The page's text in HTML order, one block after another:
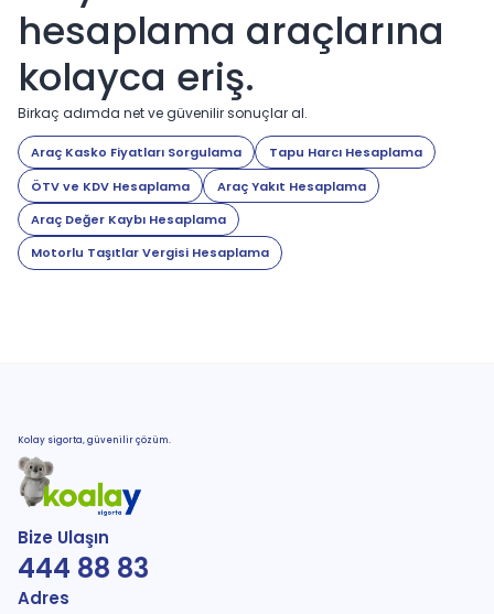
hesaplama araçlarına
kolayca eriş.
Birkaç adımda net ve güvenilir sonuçlar al.
Araç Kasko Fiyatları Sorgulama
Tapu Harcı Hesaplama
ÖTV ve KDV Hesaplama
Araç Yakıt Hesaplama
Araç Değer Kaybı Hesaplama
Motorlu Taşıtlar Vergisi Hesaplama
Kolay sigorta, güvenilir çözüm.
Bize Ulaşın
444 88 83
Adres